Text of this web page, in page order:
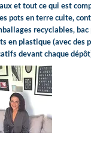
et tout ce qui est
pots en terre cuite,
recyclables,
en plastique (avec des
devant chaque